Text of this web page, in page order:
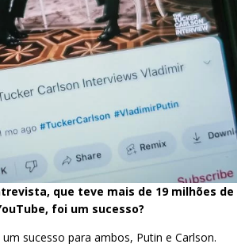
que teve mais de 19 milhões de
foi um sucesso?
sucesso para ambos, Putin e Carlson.